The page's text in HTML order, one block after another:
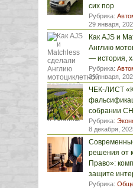
сих пор
Рубрика:
29 января,
Как AJS и
Англию
— история,
Рубрика:
29 января,
ЧЕК-ЛИСТ
собрании
Рубрика:
8 декабря,
решения от
Право»:
защите
Рубрика: